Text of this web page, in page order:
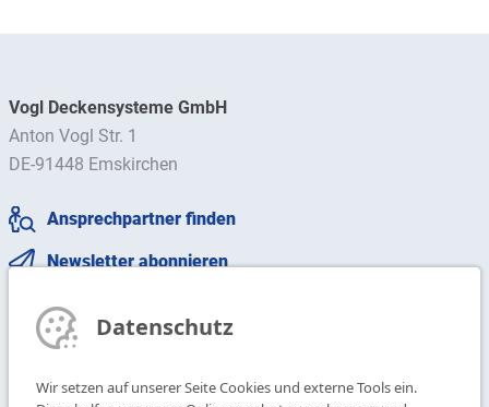
Vogl Deckensysteme GmbH
Anton Vogl Str. 1
DE-91448 Emskirchen
Ansprechpartner finden
Newsletter abonnieren
+49 9104 825-0
+49 9104 825-250
info@vogl-deckensysteme.de
Datenschutz
Wir setzen auf unserer Seite Cookies und externe Tools ein.